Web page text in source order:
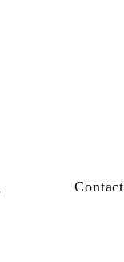
Contact